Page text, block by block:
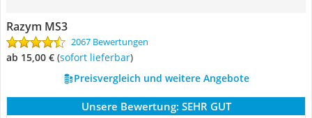
Razym MS3
2067 Bewertungen
ab 15,00 € ( Sofort lieferbar)
Preisvergleich und weitere Angebote
Unsere Bewertung: SEHR GUT